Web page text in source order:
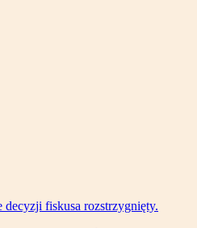
decyzji fiskusa rozstrzygnięty.